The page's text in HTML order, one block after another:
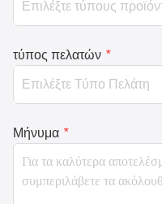
τύπος πελατών *
Μήνυμα *